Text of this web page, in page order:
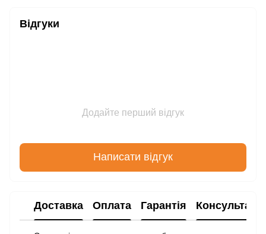
Відгуки
Додайте перший відгук
Написати відгук
Доставка Оплата Гарантія Консультація